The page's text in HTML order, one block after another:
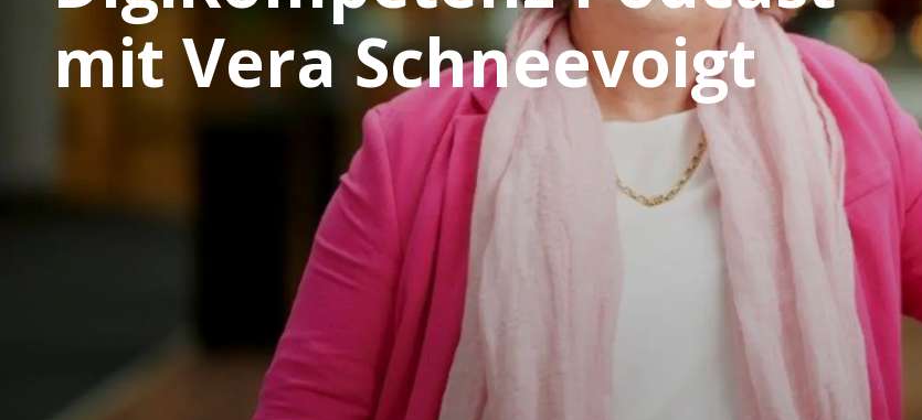
mit Vera Schneevoigt